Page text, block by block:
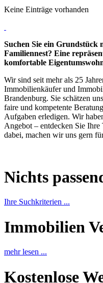
Keine Einträge vorhanden
Suchen Sie ein Grundstück
Familiennest? Eine
komfortable
Wir sind seit mehr als 25
Immobilienkäufer und
Brandenburg. Sie schätzen
faire und kompetente
Aufgaben erledigen. Wir
Angebot – entdecken Sie
dabei, machen wir uns gern
Nichts
Ihre Suchkriterien ...
Immobilien
mehr lesen ...
Kostenlose